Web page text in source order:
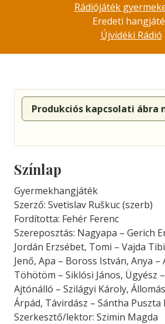
Rádiójáték
Eredeti
Újvidéki Rádió
Produkciós kapcsolati ábra
Színlap
Gyermekhangjáték
Szerző: Svetislav Ruškuc (szerb)
Fordította: Fehér Ferenc
Szereposztás: Nagyapa – Gerich
Jordán Erzsébet, Tomi – Vajda
Jenő, Apa – Boross István, Anya –
Töhötöm – Siklósi János, Ügyész
Ajtónálló – Szilágyi Károly,
Árpád, Távirdász – Sántha Puszta
Szerkesztő/lektor: Szimin Magda